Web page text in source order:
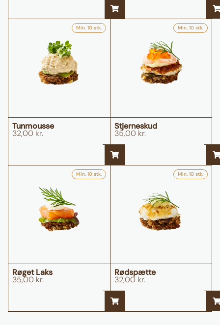
Min. 10 stk.
Tunmousse
32,00 kr.
Min. 10 stk.
Stjerneskud
35,00 kr.
Min. 10 stk.
Røget Laks
35,00 kr.
Min. 10 stk.
Rødspætte
32,00 kr.